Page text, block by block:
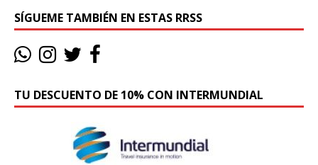
SÍGUEME TAMBIÉN EN ESTAS RRSS
TU DESCUENTO DE 10% CON INTERMUNDIAL